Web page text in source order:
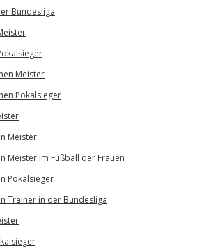
Bundesliga
Meister
Pokalsieger
Meister
Meister im Fußball der Frauen
Pokalsieger
Trainer in der Bundesliga